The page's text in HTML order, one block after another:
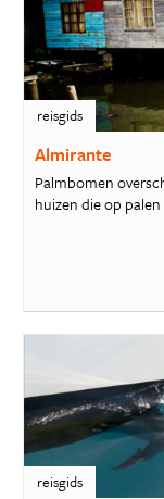
reisgids
Almirante
Palmbomen
huizen die op
reisgids